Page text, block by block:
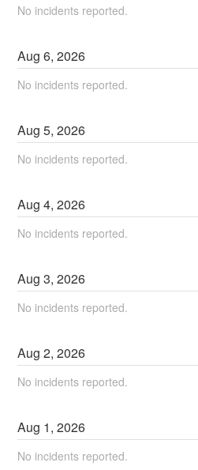
No incidents reported.
Aug6,2026
No incidents reported.
Aug5,2026
No incidents reported.
Aug4,2026
No incidents reported.
Aug3,2026
No incidents reported.
Aug2,2026
No incidents reported.
Aug 1,2026
No incidents reported.